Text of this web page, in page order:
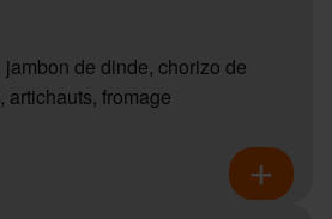
de dinde, chorizo de
fromage